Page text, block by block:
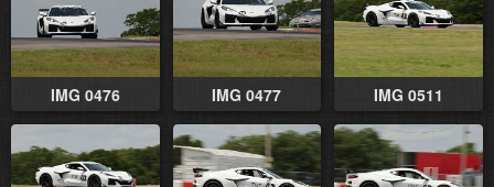
IMG 0476 IMG 0477 IMG 0511